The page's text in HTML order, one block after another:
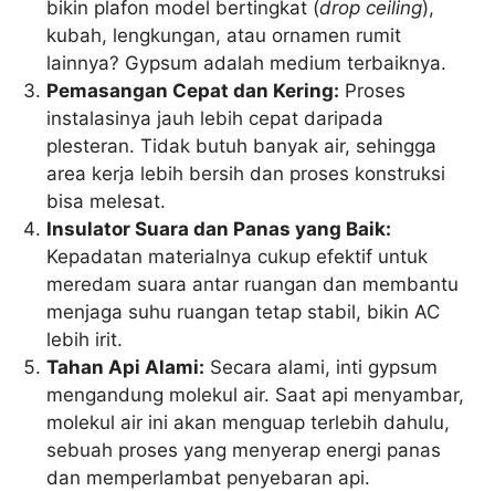
bikin plafon model bertingkat (drop ceiling),
kubah, lengkungan, atau ornamen rumit
lainnya? Gypsum adalah medium terbaiknya.
Pemasangan Cepat dan Kering: Proses
instalasinya jauh lebih cepat daripada
plesteran. Tidak butuh banyak air, sehingga
area kerja lebih bersih dan proses konstruksi
bisa melesat.
Insulator Suara dan Panas yang Baik:
Kepadatan materialnya cukup efektif untuk
meredam suara antar ruangan dan membantu
menjaga suhu ruangan tetap stabil, bikin AC
lebih irit.
Tahan Api Alami: Secara alami, inti gypsum
mengandung molekul air. Saat api menyambar,
molekul air ini akan menguap terlebih dahulu,
sebuah proses yang menyerap energi panas
dan memperlambat penyebaran api.